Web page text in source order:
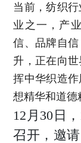
当前，纺织
业之一，产
信、品牌自
升，正在向
挥中华织造
想精华和道德
12月30日
召开，邀